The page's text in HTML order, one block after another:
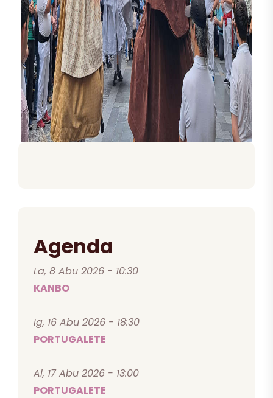
Agenda
La, 8 Abu 2026 - 10:30
KANBO
Ig, 16 Abu 2026 - 18:30
PORTUGALETE
Al, 17 Abu 2026 - 13:00
PORTUGALETE